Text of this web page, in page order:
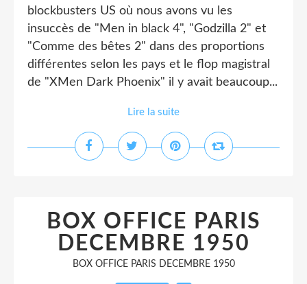
blockbusters US où nous avons vu les
insuccès de "Men in black 4", "Godzilla 2" et
"Comme des bêtes 2" dans des proportions
différentes selon les pays et le flop magistral
de "XMen Dark Phoenix" il y avait beaucoup...
Lire la suite
BOX OFFICE PARIS
DECEMBRE 1950
BOX OFFICE PARIS DECEMBRE 1950